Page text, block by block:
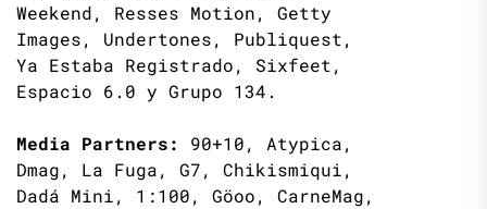
Weekend, Resses Motion, Getty
Images, Undertones, Publiquest,
Ya Estaba Registrado, Sixfeet,
Espacio 6.0 y Grupo 134.
Media Partners:
90+10, Atypica,
Dmag, La Fuga, G7, Chikismiqui,
Dadá Mini, 1:100, Göoo, CarneMag,